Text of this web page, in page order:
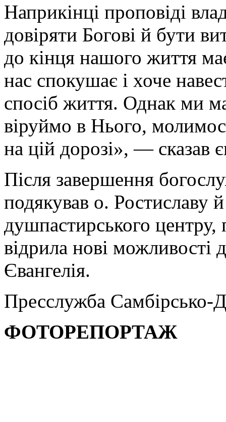
Наприкінці проповіді
довіряти Богові й бути
до кінця нашого життя
нас спокушає і хоче
спосіб життя. Однак ми
віруймо в Нього,
на цій дорозі», — сказав
Після завершення
подякував о. Ростиславу
душпастирського
відрила нові
Євангелія.
Пресслужба Самбірсько-
ФОТОРЕПОРТАЖ